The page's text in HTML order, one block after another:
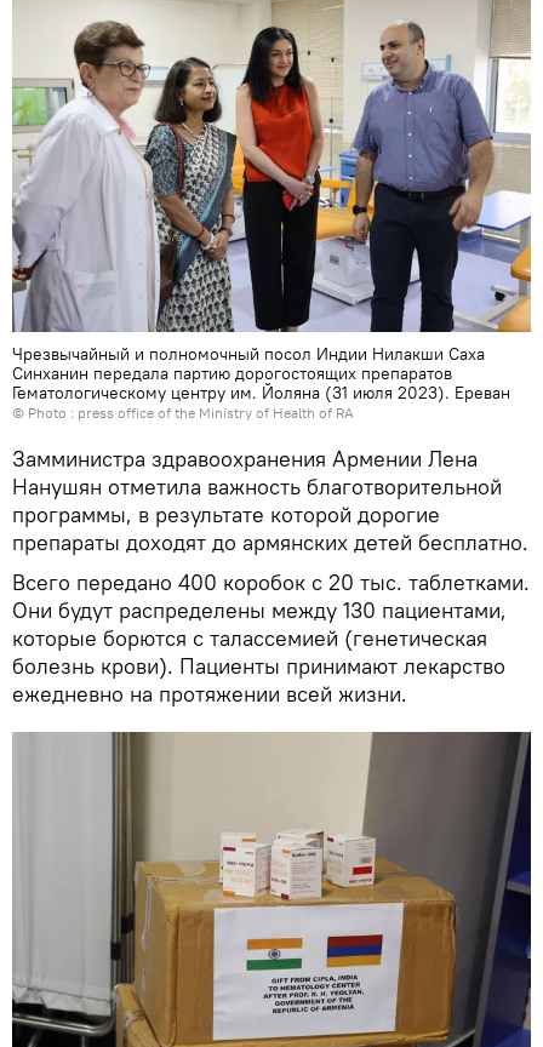
Чрезвычайный и полномочный посол Индии Нилакши Саха
Синханин передала партию дорогостоящих препаратов
Гематологическому центру им. Йоляна (31 июля 2023). Еревaн
© Photo : press office of the Ministry of Health of RA
Замминистра здравоохранения Армении Лена
Нанушян отметила важность благотворительной
программы, в результате которой дорогие
препараты доходят до армянских детей бесплатно.
Всего передано 400 коробок с 20 тыс. таблетками.
Они будут распределены между 130 пациентами,
которые борются с талассемией (генетическая
болезнь крови). Пациенты принимают лекарство
ежедневно на протяжении всей жизни.